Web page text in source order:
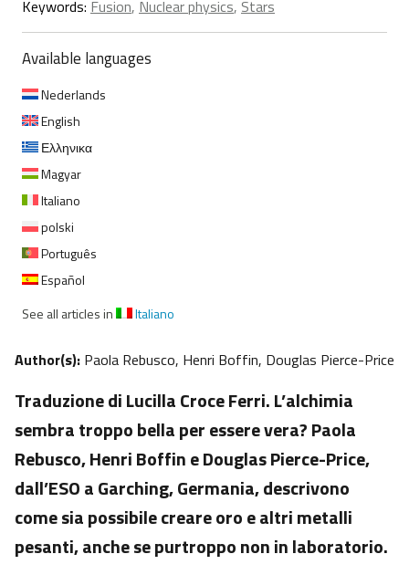
Keywords: Fusion, Nuclear physics, Stars
Available languages
Nederlands
English
Ελληνικα
Magyar
Italiano
polski
Português
Español
See all articles in
Italiano
Author(s): Paola Rebusco, Henri Boffin, Douglas Pierce-Price
Traduzione di Lucilla Croce Ferri. L’alchimia
sembra troppo bella per essere vera? Paola
Rebusco, Henri Boffin e Douglas Pierce-Price,
dall’ESO a Garching, Germania, descrivono
come sia possibile creare oro e altri metalli
pesanti, anche se purtroppo non in laboratorio.